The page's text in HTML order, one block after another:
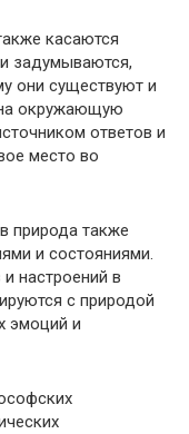
касаются
задумываются,
они существуют и
окружающую
ответов и
место во
природа также
и состояниями.
настроений в
с природой
эмоций и